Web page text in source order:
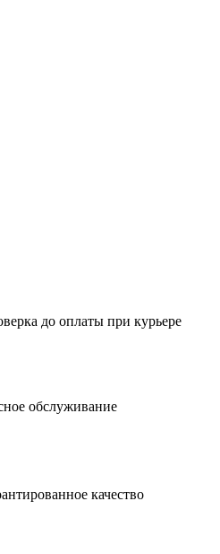
до оплаты при курьере
обслуживание
качество